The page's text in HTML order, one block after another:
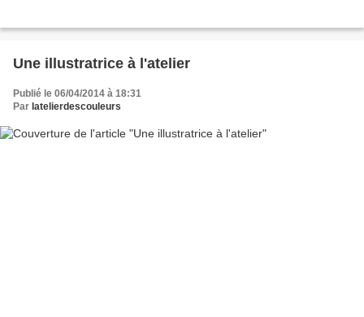
Une illustratrice à l'atelier
Publié le 06/04/2014 à 18:31
Par latelierdescouleurs